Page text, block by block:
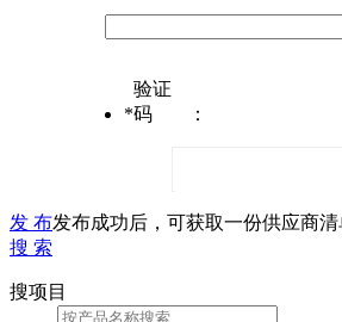
*
验证
码
：
发 布发布成功后，可获取一份供应商
搜 索
搜项目